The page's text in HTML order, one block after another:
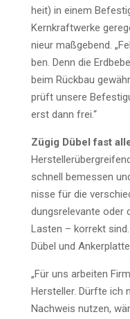
heit) in einem
Kern­kraft­wer­ke
nieur maß­ge­bend.
ben. Denn die
beim Rück­bau
prüft unse­re
erst dann frei.“
Zügig Dübel fast
schnell bemes­sen
nis­se für die
dungs­re­le­van­te oder
Las­ten – kor­rekt
Dübel und
„Für uns arbei­ten
Her­stel­ler. Dürf­te ich
Nach­weis nut­zen,